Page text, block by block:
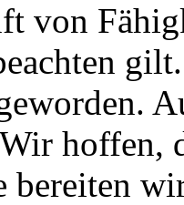
von
hoffen,
bereiten